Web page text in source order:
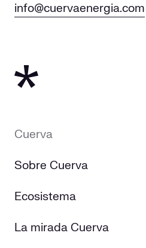
info@cuervaenergia.com
Cuerva
Sobre Cuerva
Ecosistema
La mirada Cuerva